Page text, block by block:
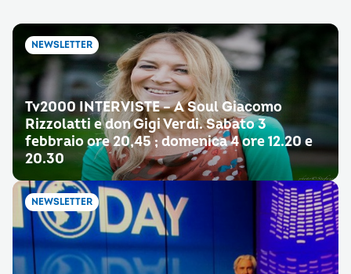
NEWSLETTER
Tv2000 INTERVISTE – A Soul Giacomo
Rizzolatti e don Gigi Verdi. Sabato 3
febbraio ore 20,45 ; domenica 4 ore 12.20 e
20.30
NEWSLETTER